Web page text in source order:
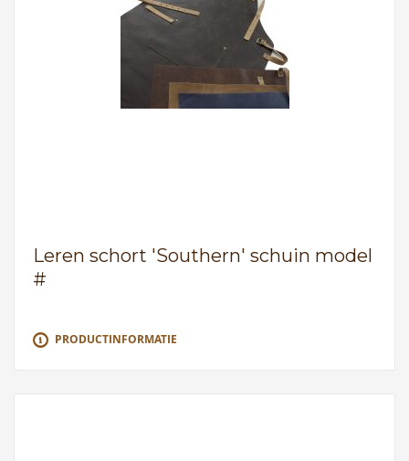
Leren schort 'Southern' schuin model
#
PRODUCTINFORMATIE